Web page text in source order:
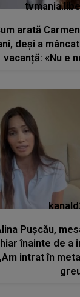
arată
deși a
vacanță: «Nu e
Pușcău,
înainte de a
intrat în